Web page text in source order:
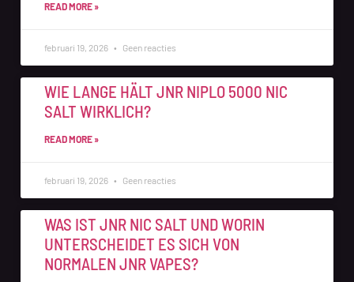
READ MORE »
februari 19, 2026 Geen reacties
WIE LANGE HÄLT JNR NIPLO 5000 NIC
SALT WIRKLICH?
READ MORE »
februari 19, 2026 Geen reacties
WAS IST JNR NIC SALT UND WORIN
UNTERSCHEIDET ES SICH VON
NORMALEN JNR VAPES?